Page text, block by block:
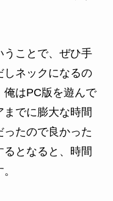
うことで、ぜひ手
しネックになるの
俺はPC版を遊んで
でに膨大な時間
たので良かった
るとなると、時間